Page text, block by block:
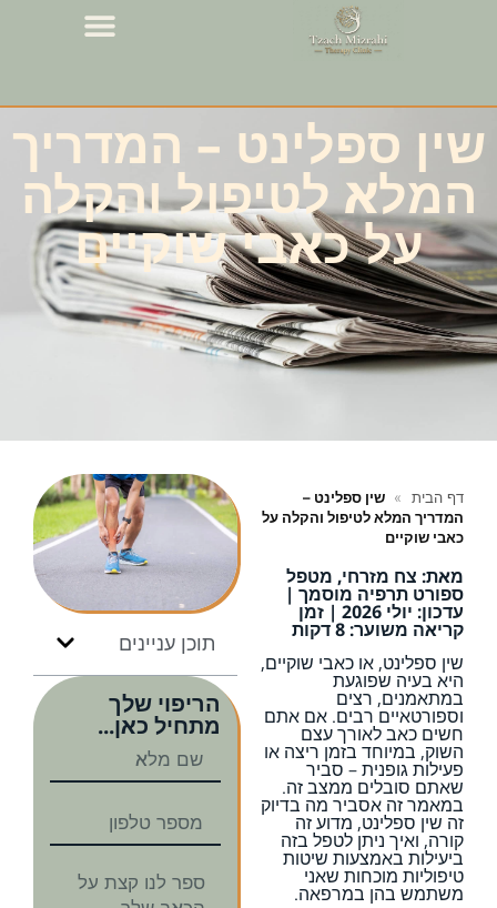
שין ספלינט – המדריך
המלא לטיפול והקלה
על כאבי שוקיים
דף הבית » שין ספלינט –
המדריך המלא לטיפול והקלה על
כאבי שוקיים
מאת: צח מזרחי, מטפל
ספורט תרפיה מוסמך |
עדכון: יולי 2026 | זמן
קריאה משוער: 8 דקות
שין ספלינט, או כאבי שוקיים,
היא בעיה שפוגעת
במתאמנים, רצים
וספורטאיים רבים. אם אתם
חשים כאב לאורך עצם
השוק, במיוחד בזמן ריצה או
פעילות גופנית – סביר
שאתם סובלים ממצב זה.
במאמר זה אסביר מה בדיוק
זה שין ספלינט, מדוע זה
קורה, ואיך ניתן לטפל בזה
ביעילות באמצעות שיטות
טיפוליות מוכחות שאני
משתמש בהן במרפאה.
תוכן עניינים
הריפוי שלך
מתחיל כאן...